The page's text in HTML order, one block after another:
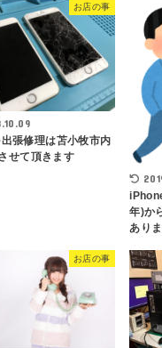
お店の事
張修理は苫小牧市内
せて頂きます
年)か
あり
お店の事